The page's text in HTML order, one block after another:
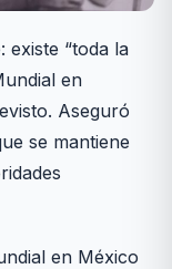
existe “toda la
en
Aseguró
se mantiene
en México